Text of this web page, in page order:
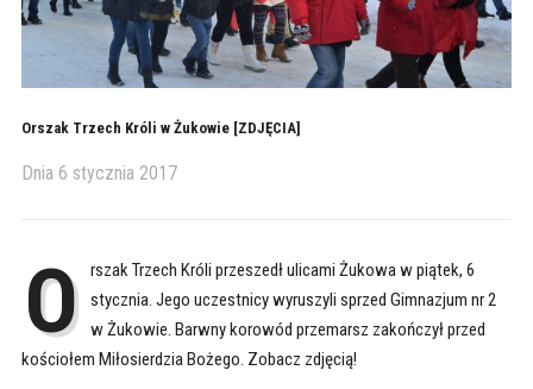
Orszak Trzech Króli w Żukowie [ZDJĘCIA]
Dnia 6 stycznia 2017
O rszak Trzech Króli przeszedł ulicami Żukowa w piątek, 6
stycznia. Jego uczestnicy wyruszyli sprzed Gimnazjum nr 2
w Żukowie. Barwny korowód przemarsz zakończył przed
kościołem Miłosierdzia Bożego. Zobacz zdjęcią!